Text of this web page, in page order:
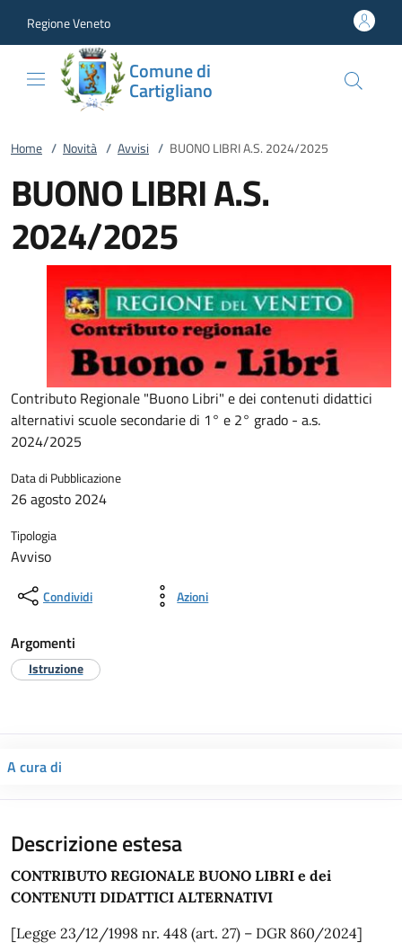
Regione Veneto
Comune di
Cartigliano
Home / Novità / Avvisi / BUONO LIBRI A.S. 2024/2025
BUONO LIBRI A.S.
2024/2025
Contributo Regionale "Buono Libri" e dei contenuti didattici
alternativi scuole secondarie di 1° e 2° grado - a.s.
2024/2025
Data di Pubblicazione
26 agosto 2024
Tipologia
Avviso
Condividi Azioni
Argomenti
Istruzione
A cura di
Descrizione estesa
CONTRIBUTO REGIONALE BUONO LIBRI e dei
CONTENUTI DIDATTICI ALTERNATIVI
[Legge 23/12/1998 nr. 448 (art. 27) – DGR 860/2024]